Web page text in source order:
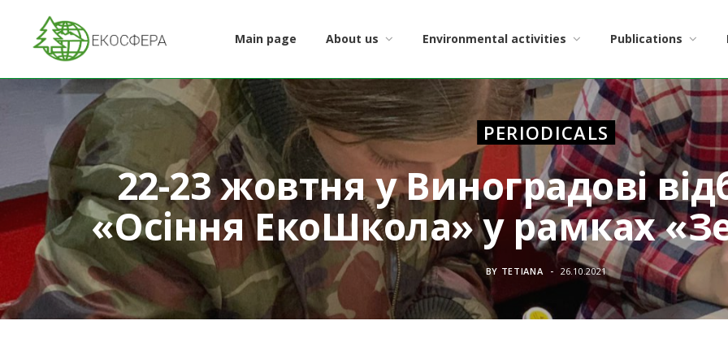
Main page About us Environmental activities Publications
PERIODICALS
22-23 жовтня у Виноградові
«Осіння ЕкоШкола» у рамках
BY TETIANA 26.10.2021